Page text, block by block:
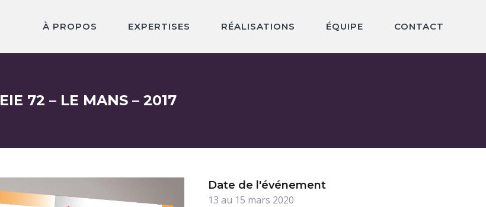
À PROPOS EXPERTISES RÉALISATIONS ÉQUIPE CONTACT
EIE 72 – LE MANS – 2017
Date de l'événement
13 au 15 mars 2020